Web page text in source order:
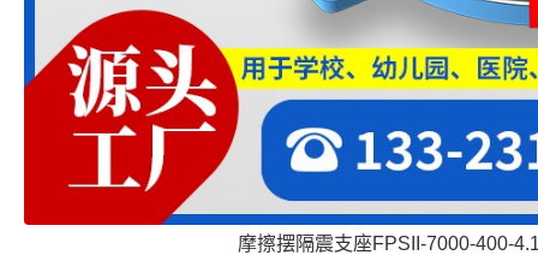
摩擦摆隔震支座FPSII-7000-400-